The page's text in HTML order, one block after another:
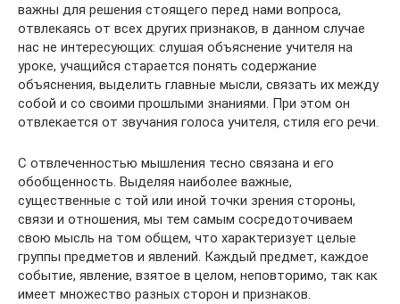
важны для решения стоящего перед нами вопроса,
отвлекаясь от всех других признаков, в данном случае
нас не интересующих: слушая объяснение учителя на
уроке, учащийся старается понять содержание
объяснения, выделить главные мысли, связать их между
собой и со своими прошлыми знаниями. При этом он
отвлекается от звучания голоса учителя, стиля его речи.
С отвлеченностью мышления тесно связана и его
обобщенность. Выделяя наиболее важные,
существенные с той или иной точки зрения стороны,
связи и отношения, мы тем самым сосредоточиваем
свою мысль на том общем, что характеризует целые
группы предметов и явлений. Каждый предмет, каждое
событие, явление, взятое в целом, неповторимо, так как
имеет множество разных сторон и признаков.